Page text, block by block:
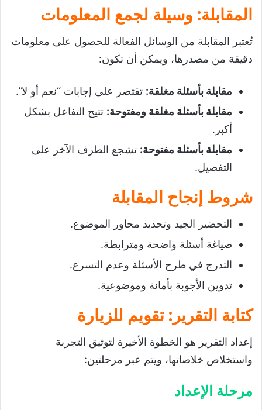
المقابلة: وسيلة لجمع المعلومات
تُعتبر المقابلة من الوسائل الفعالة للحصول على معلومات
دقيقة من مصدرها، ويمكن أن تكون:
مقابلة بأسئلة مغلقة: تقتصر على إجابات “نعم أو لا”.
مقابلة بأسئلة مغلقة ومفتوحة: تتيح التفاعل بشكل
أكبر.
مقابلة بأسئلة مفتوحة: تشجع الطرف الآخر على
التفصيل.
شروط إنجاح المقابلة
التحضير الجيد وتحديد محاور الموضوع.
صياغة أسئلة واضحة ومترابطة.
التدرج في طرح الأسئلة وعدم التسرع.
تدوين الأجوبة بأمانة وموضوعية.
كتابة التقرير: تقويم للزيارة
إعداد التقرير هو الخطوة الأخيرة لتوثيق التجربة
واستخلاص خلاصاتها، ويتم عبر مرحلتين:
مرحلة الإعداد